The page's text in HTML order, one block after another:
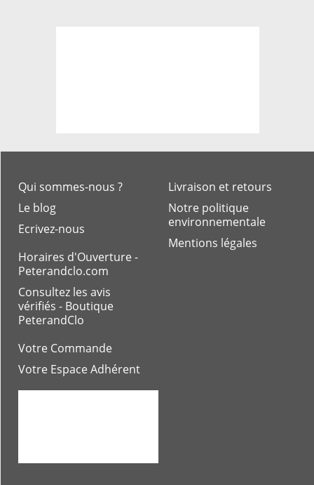
Livraison et retours
Notre politique
environnementale
Mentions légales
Qui sommes-nous ?
Le blog
Ecrivez-nous
Horaires d'Ouverture -
Peterandclo.com
Consultez les avis
vérifiés - Boutique
PeterandClo
Votre Commande
Votre Espace Adhérent